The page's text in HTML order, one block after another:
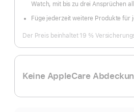
Watch, mit bis zu drei Ansprüchen
Füge jederzeit weitere Produkte für
Der Preis beinhaltet 19 %
Keine AppleCare